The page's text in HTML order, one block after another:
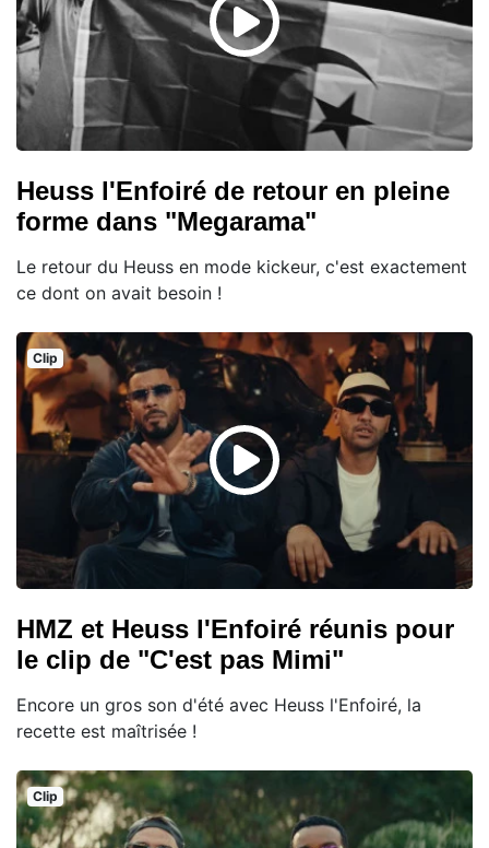
Heuss l'Enfoiré de retour en pleine
forme dans "Megarama"
Le retour du Heuss en mode kickeur, c'est exactement
ce dont on avait besoin !
Clip
HMZ et Heuss l'Enfoiré réunis pour
le clip de "C'est pas Mimi"
Encore un gros son d'été avec Heuss l'Enfoiré, la
recette est maîtrisée !
Clip